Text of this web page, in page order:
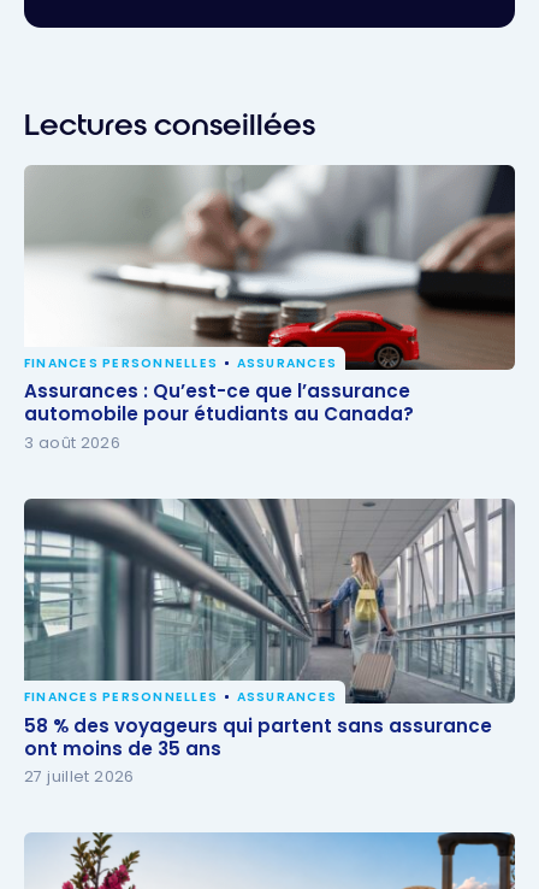
Lectures conseillées
Assurances : Qu’est-ce que l’assurance automobile
pour étudiants au Canada?
FINANCES PERSONNELLES ASSURANCES
Assurances : Qu’est-ce que l’assurance
automobile pour étudiants au Canada?
3 août 2026
58 % des voyageurs qui partent sans assurance ont
moins de 35 ans
FINANCES PERSONNELLES ASSURANCES
58 % des voyageurs qui partent sans assurance
ont moins de 35 ans
27 juillet 2026